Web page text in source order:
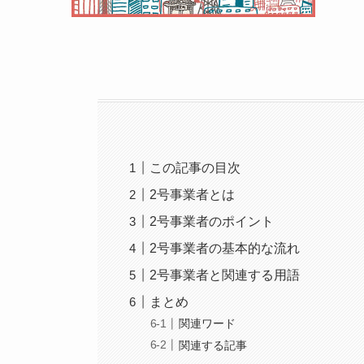
この記事の目次
2号事業者とは
2号事業者のポイント
2号事業者の基本的な流れ
2号事業者と関連する用語
まとめ
関連ワード
関連する記事